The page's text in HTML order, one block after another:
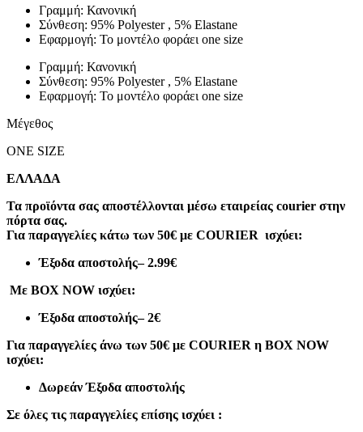
Γραμμή: Κανονική
Σύνθεση: 95% Polyester , 5% Elastane
Εφαρμογή: Το μοντέλο φοράει one size
Γραμμή: Κανονική
Σύνθεση: 95% Polyester , 5% Elastane
Εφαρμογή: Το μοντέλο φοράει one size
Μέγεθος
ONE SIZE
ΕΛΛΑΔΑ
Τα προϊόντα σας αποστέλλονται μέσω εταιρείας courier στην
πόρτα σας.
Για παραγγελίες κάτω των 50€ με COURIER ισχύει:
Έξοδα αποστολής– 2.99€
Με BOX NOW ισχύει:
Έξοδα αποστολής– 2€
Για παραγγελίες άνω των 50€ με COURIER η BOX NOW
ισχύει:
Δωρεάν Έξοδα αποστολής
Σε όλες τις παραγγελίες επίσης ισχύει :